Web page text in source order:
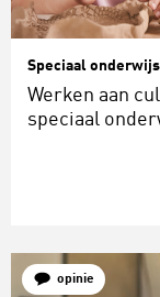
Speciaal onderwijs
Werken aan
speciaal
opinie